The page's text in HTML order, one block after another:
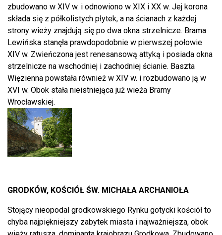
zbudowano w XIV w. i odnowiono w XIX i XX w. Jej korona
składa się z półkolistych płytek, a na ścianach z każdej
strony wieży znajdują się po dwa okna strzelnicze. Brama
Lewińska stanęła prawdopodobnie w pierwszej połowie
XIV w. Zwieńczona jest renesansową attyką i posiada okna
strzelnicze na wschodniej i zachodniej ścianie. Baszta
Więzienna powstała również w XIV w. i rozbudowano ją w
XVI w. Obok stała nieistniejąca już wieża Bramy
Wrocławskiej.
GRODKÓW, KOŚCIÓŁ ŚW. MICHAŁA ARCHANIOŁA
Stojący nieopodal grodkowskiego Rynku gotycki kościół to
chyba najpiękniejszy zabytek miasta i najważniejsza, obok